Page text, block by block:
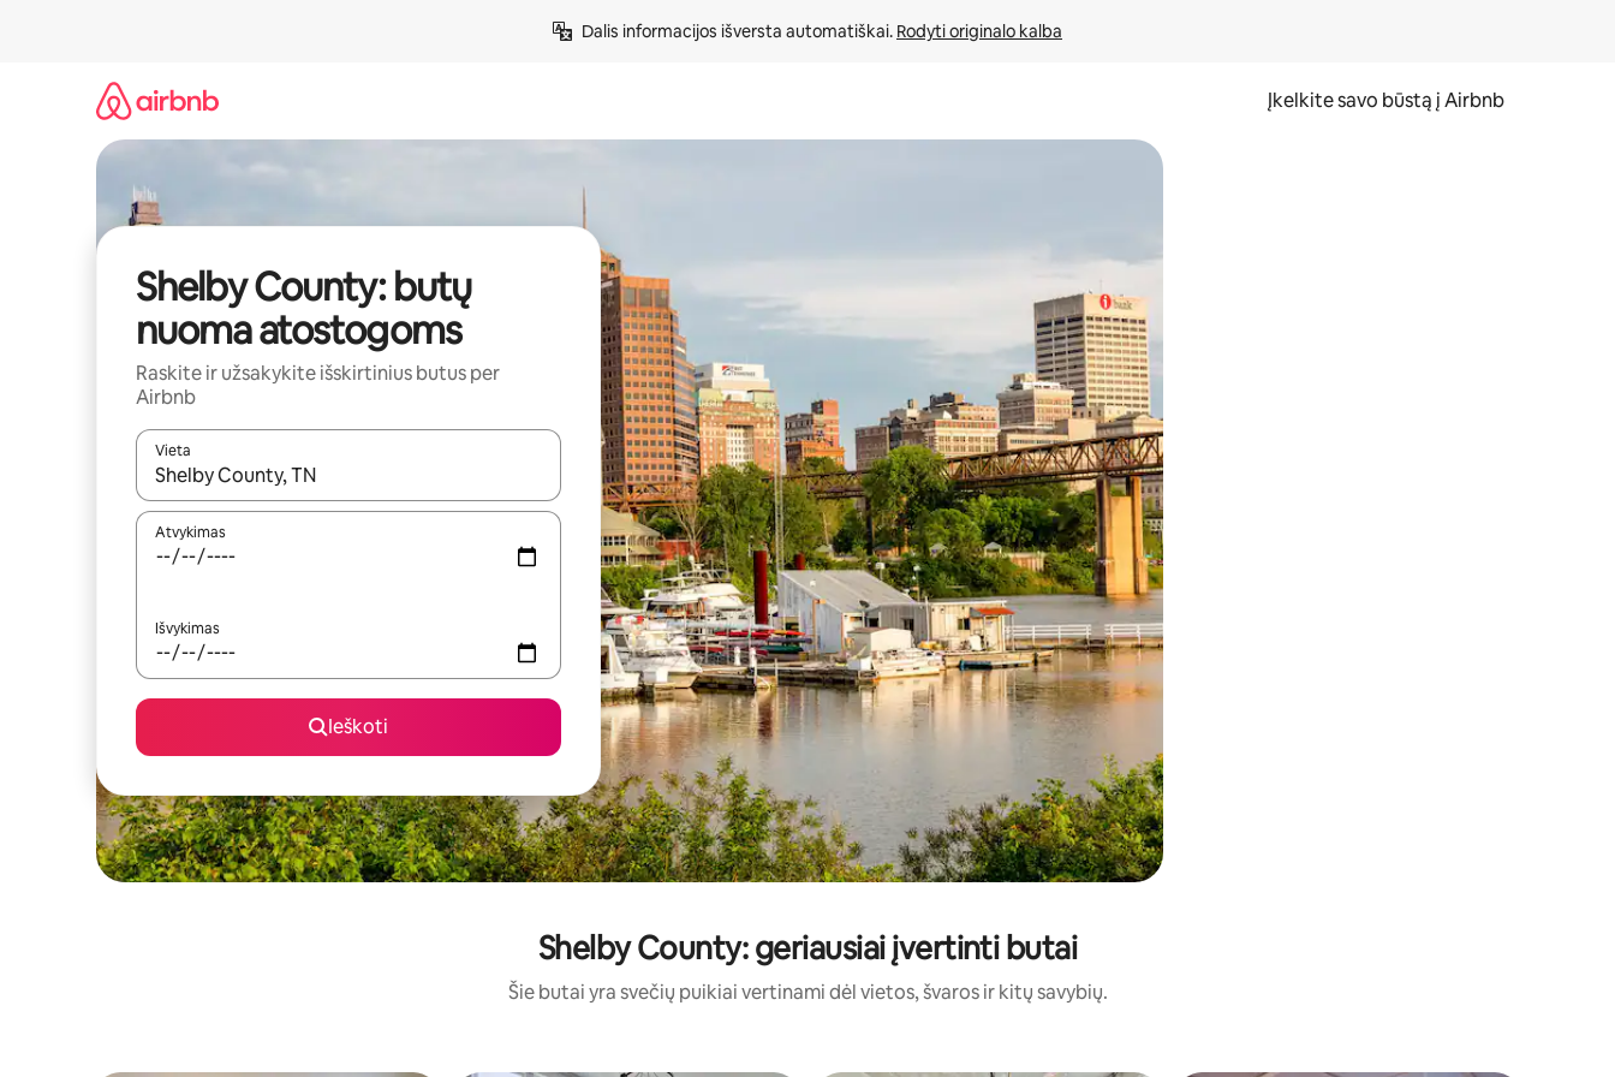
Dalis informacijos išversta automatiškai. Rodyti originalo kalba
Įkelkite savo būstą į Airbnb
Shelby County: butų
nuoma atostogoms
Raskite ir užsakykite išskirtinius butus per
Airbnb
Vieta
Kai pasirodys paieškos rezultatai, juos naršyti galite naudodami rodykles aukštyn ir žemyn arba liesdami ir braukdami per ekraną.
Atvykimas
Išvykimas
Ieškoti
Shelby County: geriausiai įvertinti butai
Šie butai yra svečių puikiai vertinami dėl vietos, švaros ir kitų savybių.